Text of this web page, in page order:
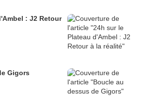
: J2 Retour
Gigors